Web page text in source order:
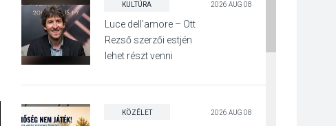
KULTÚRA 2026 AUG 08
Luce dell’amore – Ott
Rezső szerzői estjén
lehet részt venni
KÖZÉLET 2026 AUG 08